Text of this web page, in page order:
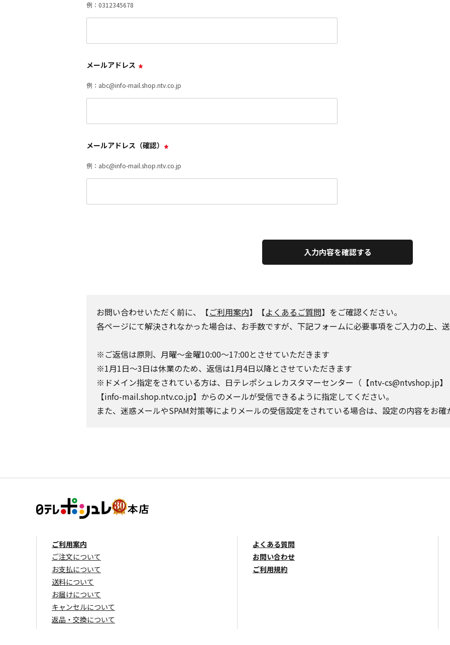
例：0312345678
メールアドレス *
例：abc@info-mail.shop.ntv.co.jp
メールアドレス（確認） *
例：abc@info-mail.shop.ntv.co.jp
入力内容を確認する
お問い合わせいただく前に、【ご利用案内】【よくあるご質問】をご確認ください。
各ページにて解決されなかった場合は、お手数ですが、下記フォームに必要事項をご入力の上、
※ご返信は原則、月曜～金曜10:00～17:00とさせていただきます
※1月1日～3日は休業のため、返信は1月4日以降とさせていただきます
※ドメイン指定をされている方は、日テレポシュレカスタマーセンター（【ntv-cs@ntvshop.jp
【info-mail.shop.ntv.co.jp】からのメールが受信できるように指定してください。
また、迷惑メールやSPAM対策等によりメールの受信設定をされている場合は、設定の内容をお
ご利用案内
ご注文について
お支払について
送料について
お届けについて
キャンセルについて
返品・交換について
よくある質問
お問い合わせ
ご利用規約